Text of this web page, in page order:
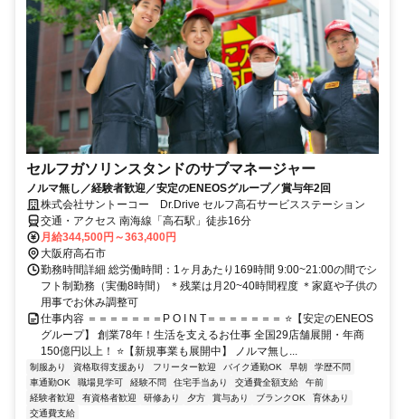
セルフガソリンスタンドのサブマネージャー
ノルマ無し／経験者歓迎／安定のENEOSグループ／賞与年2回
株式会社サントーコー Dr.Drive セルフ高石サービスステーション
交通・アクセス 南海線「高石駅」徒歩16分
月給344,500円～363,400円
大阪府高石市
勤務時間詳細 総労働時間：1ヶ月あたり169時間 9:00~21:00の間でシ
フト制勤務（実働8時間） ＊残業は月20~40時間程度 ＊家庭や子供の
用事でお休み調整可
仕事内容 ＝＝＝＝＝＝＝P O I N T＝＝＝＝＝＝＝ ⭐【安定のENEOS
グループ】 創業78年！生活を支えるお仕事 全国29店舗展開・年商
150億円以上！ ⭐【新規事業も展開中】 ノルマ無し...
制服あり 資格取得支援あり フリーター歓迎 バイク通勤OK 早朝
学歴不問
車通勤OK
職場見学可 経験不問 住宅手当あり 交通費全額支給
午前
経験者歓迎
有資格者歓迎 研修あり 夕方 賞与あり ブランクOK
育休あり
交通費支給